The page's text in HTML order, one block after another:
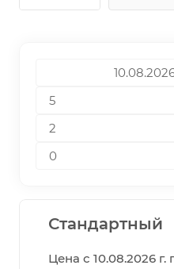
Стандартный
Цена с 10.08.2026 г.